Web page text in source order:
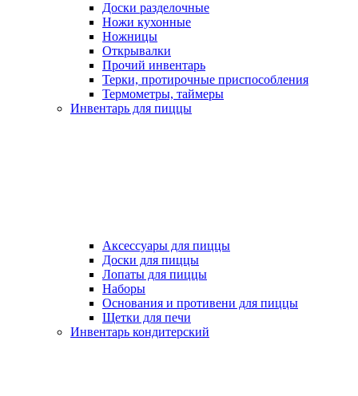
Доски разделочные
Ножи кухонные
Ножницы
Открывалки
Прочий инвентарь
Терки, протирочные приспособления
Термометры, таймеры
Инвентарь для пиццы
Аксессуары для пиццы
Доски для пиццы
Лопаты для пиццы
Наборы
Основания и противени для пиццы
Щетки для печи
Инвентарь кондитерский